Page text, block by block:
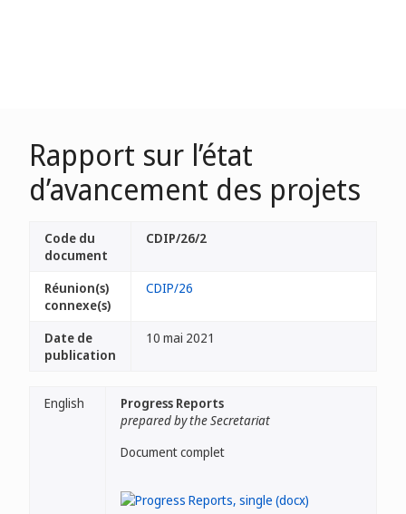
Rapport sur l’état
d’avancement des projets
Code du
document
CDIP/26/2
Réunion(s)
connexe(s)
CDIP/26
Date de
publication
10 mai 2021
English
Progress Reports
prepared by the Secretariat
Document complet